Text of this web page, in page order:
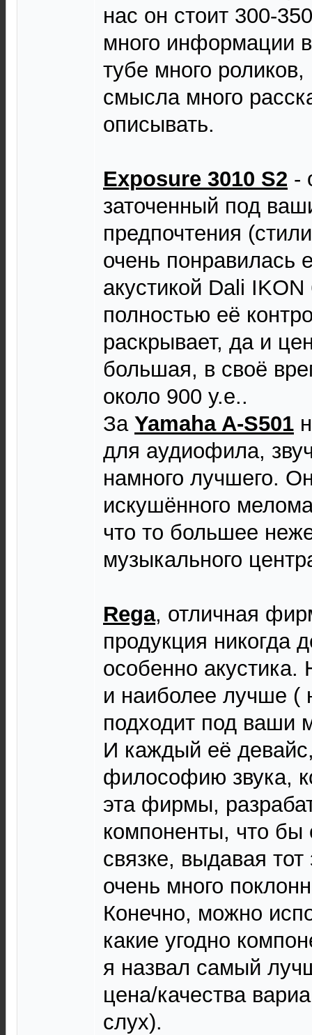
нас он стоит 300-
много информации
тубе много
смысла много
описывать.
Exposure 3010 S2 -
заточенный под
предпочтения
очень понравилась
акустикой Dali
полностью её
раскрывает, да и
большая, в своё
около 900 у.е..
За Yamaha A-S501
для аудиофила,
намного лучшего.
искушённого
что то большее
музыкального
Rega, отличная
продукция никогда
особенно акустика.
и наиболее лучше (
подходит под ваши
И каждый её
философию звука,
эта фирмы,
компоненты, что бы
связке, выдавая тот
очень много
Конечно, можно
какие угодно
я назвал самый
цена/качества
слух).